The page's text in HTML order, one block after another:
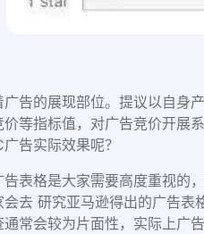
告的展现部位。提议以自身
等指标值，对广告竞价开展
告实际效果呢？
表格是大家需要高度重视的
去 研究亚马逊得出的广告表
常会较为片面性，实际上广